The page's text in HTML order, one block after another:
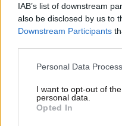
IAB’s list of downstream
also be disclosed by us to
Downstream Participants
Please note that this
not limited to your visit or
grant or deny consent to
use your data for below
Personal Data
I want to opt-out of
personal data.
Opted In
Τα 6 καλύτερα
εντέρου –